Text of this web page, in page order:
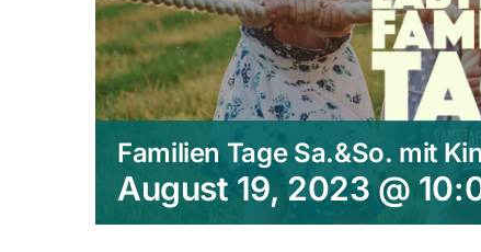
Familien Tage Sa.&So. mit
August 19, 2023 @